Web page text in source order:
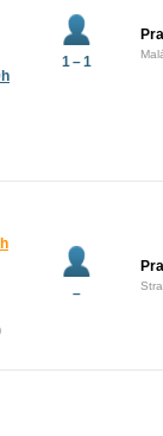
1 – 1
–